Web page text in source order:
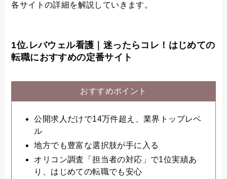
各サイトの詳細を解説していきます。
1位.レバウェル看護｜迷ったらコレ！はじめての
転職におすすめの定番サイト
おすすめポイント
公開求人だけで14万件超え、業界トップレベ
ル
地方でも豊富な選択肢が手に入る
オリコン調査「担当者の対応」で1位実績あ
り、はじめての転職でも安心